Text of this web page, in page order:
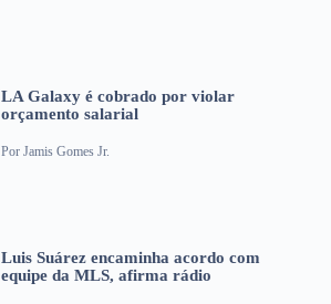
LA Galaxy é cobrado por violar
orçamento salarial
Por Jamis Gomes Jr.
Luis Suárez encaminha acordo com
equipe da MLS, afirma rádio